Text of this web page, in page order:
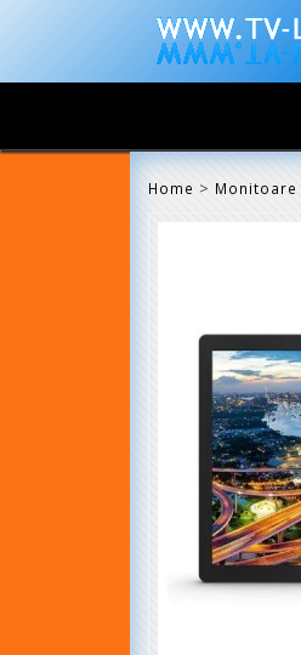
Home > Monitoare